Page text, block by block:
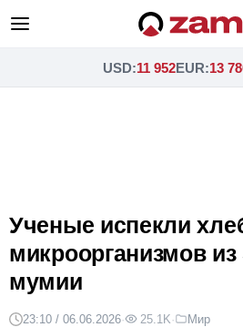
USD:11 952EUR:13
Ученые испекли
микроорганизмов из
мумии
23:10 / 06.06.2026· 25.1K· Мир